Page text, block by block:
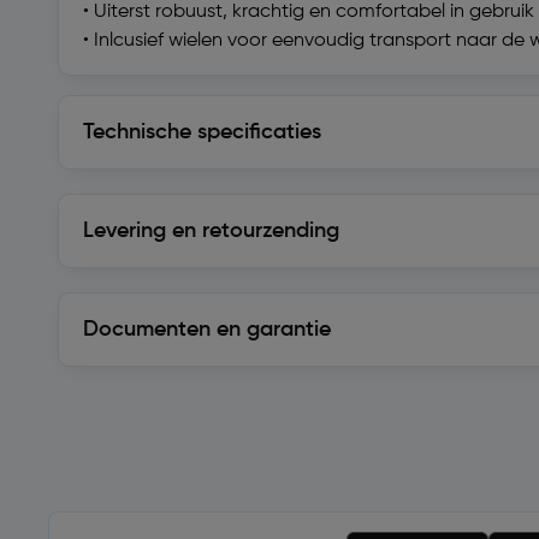
• Uiterst robuust, krachtig en comfortabel in gebruik
• Inlcusief wielen voor eenvoudig transport naar de
Technische specificaties
Levering en retourzending
Documenten en garantie